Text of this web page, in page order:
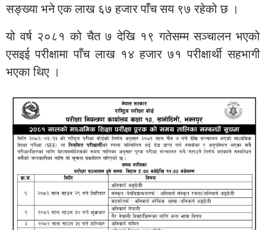
सङ्ख्या भने एक लाख ६७ हजार पाँच सय ९७ रहेको छ ।
यो वर्ष २०८१ को चैत ७ देखि १९ गतेसम्म सञ्चालन भएको
एसइई परीक्षामा पाँच लाख १४ हजार ७१ परीक्षार्थी सहभागी
भएका थिए ।